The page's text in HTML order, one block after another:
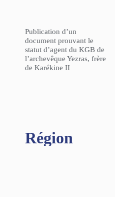
Publication d’un
document prouvant le
statut d’agent du KGB de
l’archevêque Yezras, frère
de Karékine II
Région​